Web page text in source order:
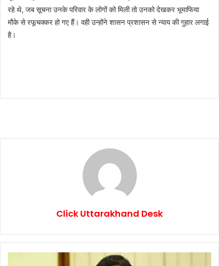
रहे थे, जब सूचना उनके परिवार के लोगों को मिली तो उनको देखकर भूमाफिया
मौके से रफूचक्कर हो गए हैं। वही उन्होंने शासन प्रशासन से न्याय की गुहार लगाई
है।
Click Uttarakhand Desk